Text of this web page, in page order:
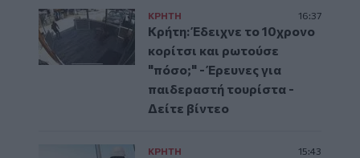
ΚΡΗΤΗ 16:37
Κρήτη: Έδειχνε το 10χρονο
κορίτσι και ρωτούσε
"πόσο;" - Έρευνες για
παιδεραστή τουρίστα -
Δείτε βίντεο
ΚΡΗΤΗ 15:43